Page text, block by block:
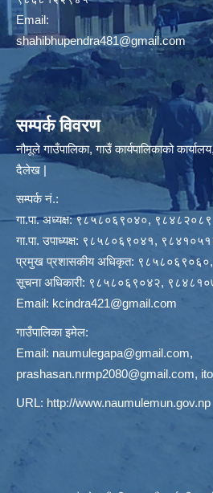
Email:
shahibhupendra481@gmail.com
सम्पर्क विवरण
नौमूले गाउँपालिका, गाउँ कार्यपालिकाको
दैलेख |
सम्पर्क नं.:
गा.पा. अध्यक्ष: ९८५८०६९०४०,
गा.पा. उपाध्यक्ष: ९८५८०६९०४१,
प्रमुख प्रशासकीय अधिकृत:
सूचना अधिकारी: ९८५८०६९०४२,
Email: kcindra421@gmail.com
गाउँपालिका इमेल:
Email: naumulegapa@gmail.com,
prashasan.nrmp2080@gmail.com,
URL: http://www.naumulemun.gov.np